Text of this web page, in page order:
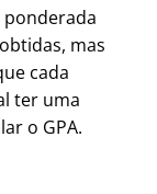
ponderada
mas
cada
ter uma
o GPA.